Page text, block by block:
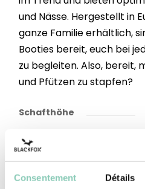
Consentement Détails
und Nässe. Hergestellt in
ganze Familie erhältlich,
Booties bereit, euch bei
zu begleiten. Also, bereit,
und Pfützen zu stapfen?
Schafthöhe
Oben/Schaft
Schaftfutter